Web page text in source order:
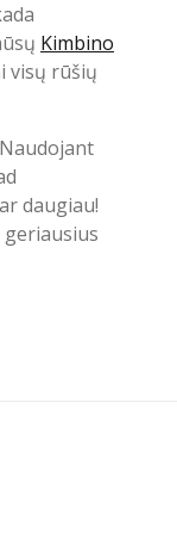
Kimbino
visų rūšių
daugiau!